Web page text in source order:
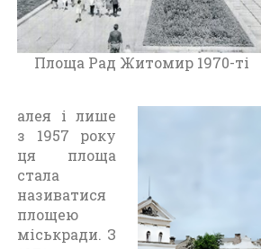
7
0
-
1
8
Площа Рад Житомир 1970-ті
алея і лише
з 1957 року
ця площа
стала
називатися
площею
міськради. З